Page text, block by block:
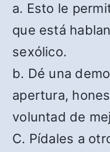
a. Esto le
que está
sexólico.
b. Dé una
apertura,
voluntad de
C. Pídales a